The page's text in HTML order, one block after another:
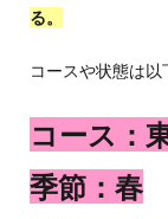
る。
コースや状態は以
コース：
季節：春